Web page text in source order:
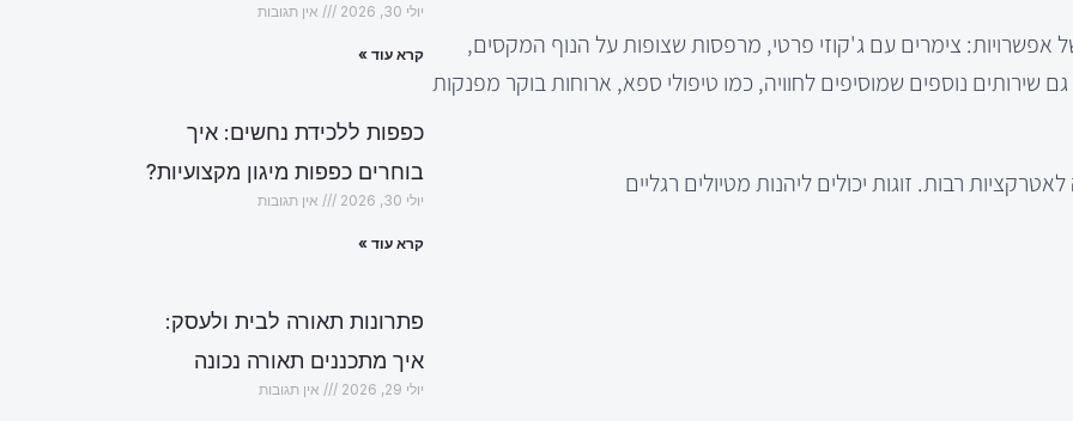
אפשרויות: צימרים עם ג'קוזי פרטי, מרפסות שצופות על הנוף המקסים,
שירותים נוספים שמוסיפים לחוויה, כמו טיפולי ספא, ארוחות בוקר מפנקות
רבות. זוגות יכולים ליהנות מטיולים רגליים
יולי 30, 2026 אין תגובות
קרא עוד »
כפפות ללכידת נחשים: איך
בוחרים כפפות מיגון מקצועיות?
יולי 30, 2026 אין תגובות
קרא עוד »
פתרונות תאורה לבית ולעסק:
איך מתכננים תאורה נכונה
יולי 29, 2026 אין תגובות